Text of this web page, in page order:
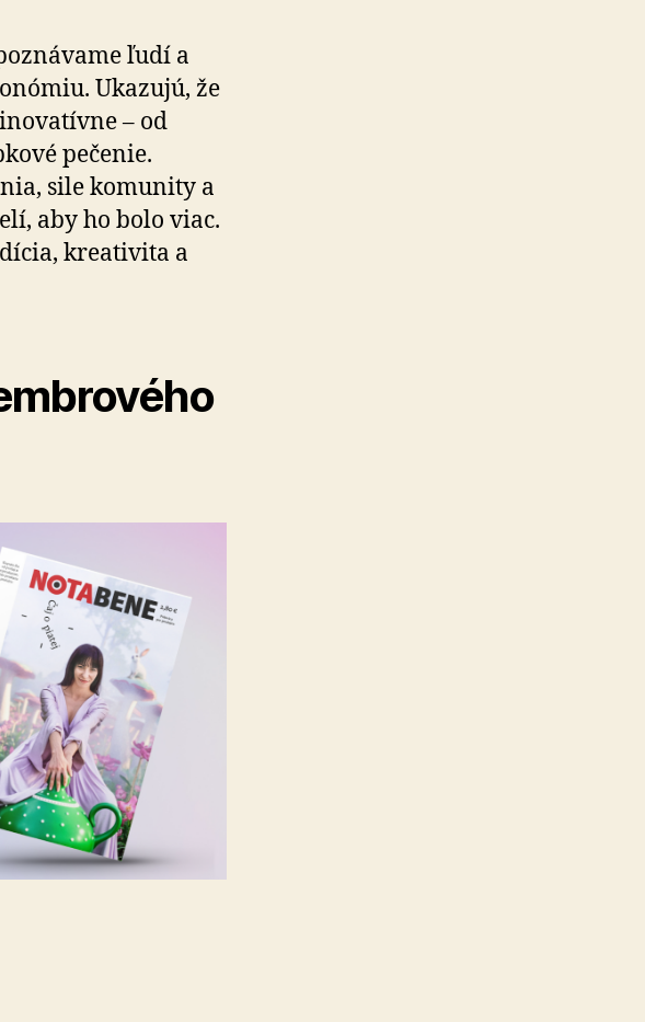
ľudí a
Ukazujú, že
– od
pečenie.
sile komunity a
aby ho bolo viac.
kreativita a